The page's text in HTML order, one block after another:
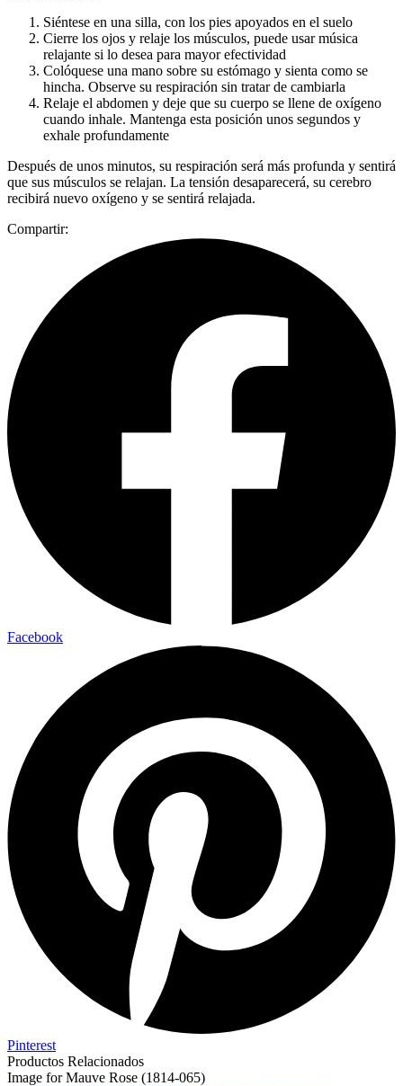
Siéntese en una silla, con los pies apoyados en el suelo
Cierre los ojos y relaje los músculos, puede usar música
relajante si lo desea para mayor efectividad
Colóquese una mano sobre su estómago y sienta como se
hincha. Observe su respiración sin tratar de cambiarla
Relaje el abdomen y deje que su cuerpo se llene de oxígeno
cuando inhale. Mantenga esta posición unos segundos y
exhale profundamente
Después de unos minutos, su respiración será más profunda y sentirá
que sus músculos se relajan. La tensión desaparecerá, su cerebro
recibirá nuevo oxígeno y se sentirá relajada.
Compartir:
Facebook
Pinterest
Productos Relacionados
Image for Mauve Rose (1814-065)